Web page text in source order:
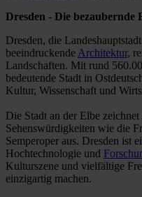
Dresden - Die bezaubernde
Dresden, die Landeshauptstadt
beeindruckende Architektur,
Landschaften. Mit rund
bedeutende Stadt in
Kultur, Wissenschaft und
Die Stadt an der Elbe
Sehenswürdigkeiten wie die
Semperoper aus. Dresden ist
Hochtechnologie und
Kulturszene und vielfältige
einzigartig machen.